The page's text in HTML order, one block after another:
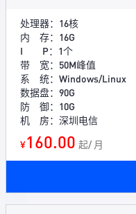
处理器：16核
内 存：16G
I P：1个
带 宽：50M峰值
系 统：Windows/Linux
数据盘：90G
防 御：10G
机 房：深圳电信
¥160.00 起/ 月